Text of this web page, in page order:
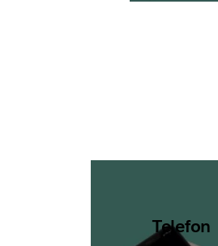
Telefon